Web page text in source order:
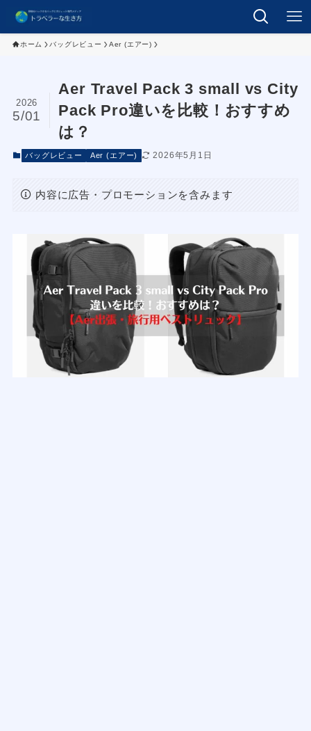
ホーム バッグレビュー Aer (エアー)
Aer Travel Pack 3 small vs City
Pack Pro違いを比較！おすすめ
は？
2026
5/01
バッグレビュー Aer (エアー) 2026年5月1日
内容に広告・プロモーションを含みます